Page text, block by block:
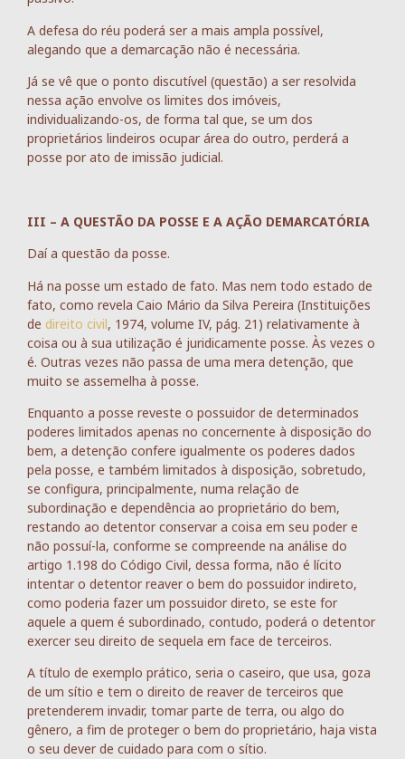
A defesa do réu poderá ser a mais ampla possível,
alegando que a demarcação não é necessária.
Já se vê que o ponto discutível (questão) a ser resolvida
nessa ação envolve os limites dos imóveis,
individualizando-os, de forma tal que, se um dos
proprietários lindeiros ocupar área do outro, perderá a
posse por ato de imissão judicial.
III – A QUESTÃO DA POSSE E A AÇÃO DEMARCATÓRIA
Daí a questão da posse.
Há na posse um estado de fato. Mas nem todo estado de
fato, como revela Caio Mário da Silva Pereira (Instituições
de direito civil, 1974, volume IV, pág. 21) relativamente à
coisa ou à sua utilização é juridicamente posse. Às vezes o
é. Outras vezes não passa de uma mera detenção, que
muito se assemelha à posse.
Enquanto a posse reveste o possuidor de determinados
poderes limitados apenas no concernente à disposição do
bem, a detenção confere igualmente os poderes dados
pela posse, e também limitados à disposição, sobretudo,
se configura, principalmente, numa relação de
subordinação e dependência ao proprietário do bem,
restando ao detentor conservar a coisa em seu poder e
não possuí-la, conforme se compreende na análise do
artigo 1.198 do Código Civil, dessa forma, não é lícito
intentar o detentor reaver o bem do possuidor indireto,
como poderia fazer um possuidor direto, se este for
aquele a quem é subordinado, contudo, poderá o detentor
exercer seu direito de sequela em face de terceiros.
A título de exemplo prático, seria o caseiro, que usa, goza
de um sítio e tem o direito de reaver de terceiros que
pretenderem invadir, tomar parte de terra, ou algo do
gênero, a fim de proteger o bem do proprietário, haja vista
o seu dever de cuidado para com o sítio.